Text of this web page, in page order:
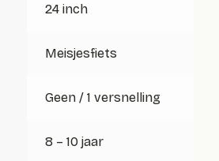
24 inch
Meisjesfiets
Geen / 1 versnelling
8 – 10 jaar